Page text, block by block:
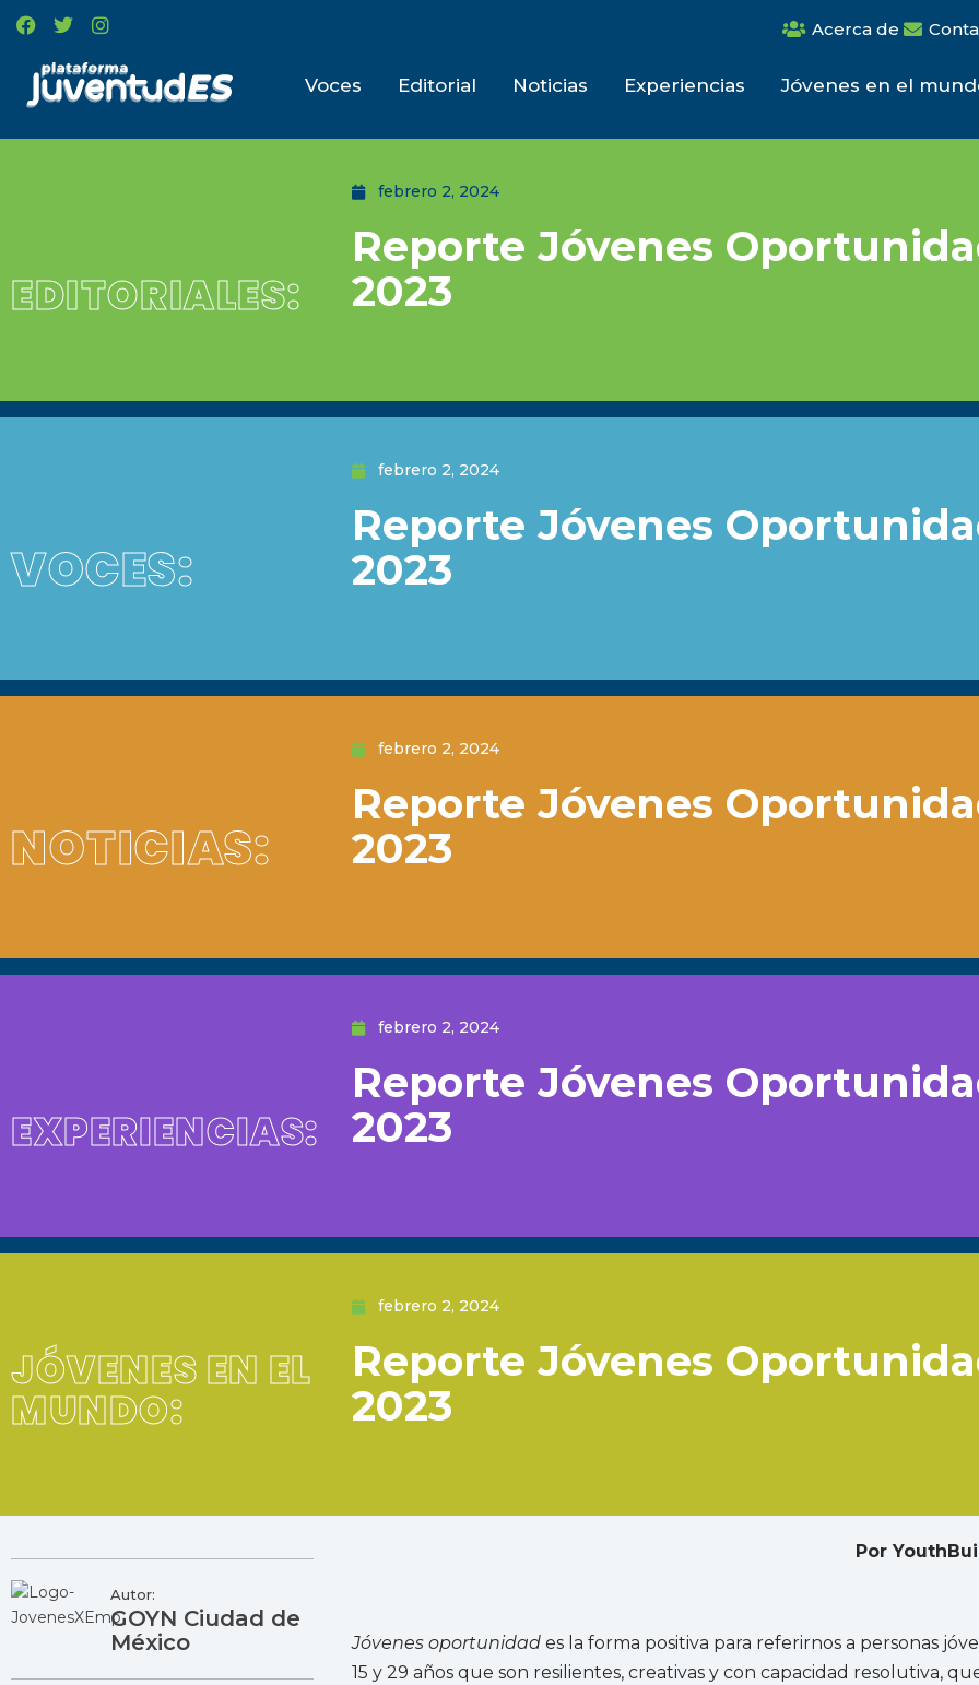
Acerca de
Voces Editorial Noticias Experiencias Jóvenes en el
EDITORIALES:
febrero 2, 2024
Reporte Jóvenes
2023
VOCES:
febrero 2, 2024
Reporte Jóvenes
2023
NOTICIAS:
febrero 2, 2024
Reporte Jóvenes
2023
EXPERIENCIAS:
febrero 2, 2024
Reporte Jóvenes
2023
JÓVENES EN EL
MUNDO:
febrero 2, 2024
Reporte Jóvenes
2023
Autor:
GOYN Ciudad de
México
Por
Jóvenes oportunidad es la forma positiva para referirnos a personas
15 y 29 años que son resilientes, creativas y con capacidad resolutiva,